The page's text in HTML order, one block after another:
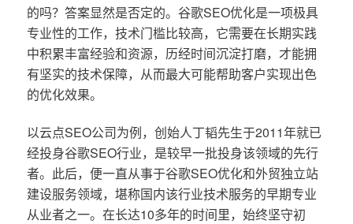
的吗？答案显然是否定的。谷歌SEO优化是一项极具
专业性的工作，技术门槛比较高，它需要在长期实践
中积累丰富经验和资源，历经时间沉淀打磨，才能拥
有坚实的技术保障，从而最大可能帮助客户实现出色
的优化效果。
以云点SEO公司为例，创始人丁韬先生于2011年就已
经投身谷歌SEO行业，是较早一批投身该领域的先行
者。此后，便一直从事于谷歌SEO优化和外贸独立站
建设服务领域，堪称国内该行业技术服务的早期专业
从业者之一。在长达10多年的时间里，始终坚守初